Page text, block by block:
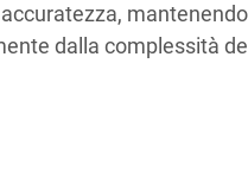
dalla complessità